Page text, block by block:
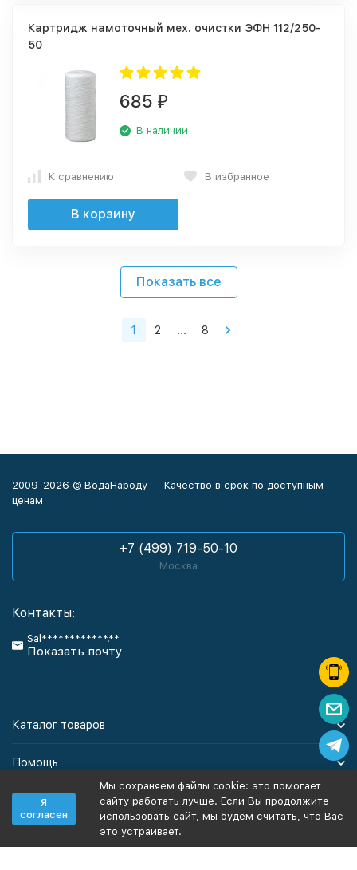
Картридж намоточный мех. очистки ЭФН 112/250-
50
685 ₽
В наличии
К сравнению В избранное
В корзину
Показать все
1 2 ... 8
2009-2026 © ВодаНароду — Качество в срок по доступным
ценам
+7 (499) 719-50-10
Москва
Контакты:
Sal************.**
Показать почту
Каталог товаров
Помощь
Информация
Политика персональных данных Карта сайта
Я
согласен
Мы сохраняем файлы cookie: это помогает
сайту работать лучше. Если Вы продолжите
использовать сайт, мы будем считать, что Вас
это устраивает.